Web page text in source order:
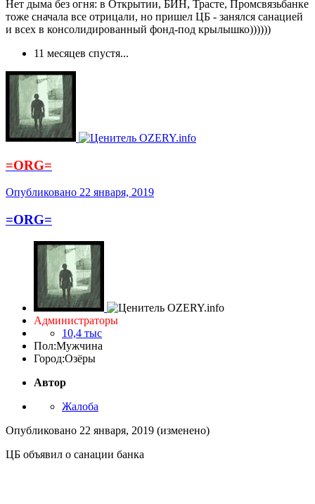
Нет дыма без огня: в Открытии, БИН, Трасте, Промсвязьбанке
тоже сначала все отрицали, но пришел ЦБ - занялся санацией
и всех в консолидированный фонд-под крылышко))))))
11 месяцев спустя...
=ORG=
Опубликовано 22 января, 2019
=ORG=
Администраторы
10,4 тыс
Пол:Мужчина
Город:Озёры
Автор
Жалоба
Опубликовано 22 января, 2019 (изменено)
ЦБ объявил о санации банка